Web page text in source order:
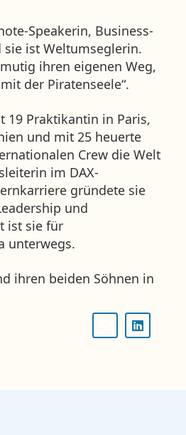
Speakerin, Business-
ist Weltumseglerin.
ihren eigenen Weg,
der Piratenseele“.
19 Praktikantin in Paris,
und mit 25 heuerte
Crew die Welt
im DAX-
gründete sie
und
ist sie für
unterwegs.
ihren beiden Söhnen in